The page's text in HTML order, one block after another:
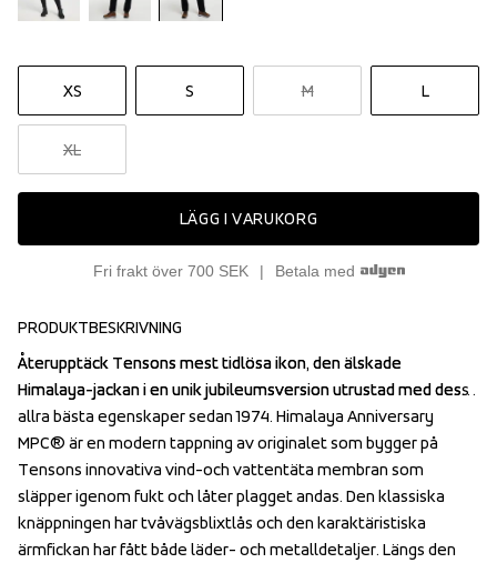
XS S M L
XL
LÄGG I VARUKORG
Fri frakt över 700 SEK Betala med
PRODUKTBESKRIVNING
Återupptäck Tensons mest tidlösa ikon, den älskade
Himalaya-jackan i en unik jubileumsversion utrustad med dess
allra bästa egenskaper sedan 1974. Himalaya Anniversary
MPC® är en modern tappning av originalet som bygger på
Tensons innovativa vind-och vattentäta membran som
släpper igenom fukt och låter plagget andas. Den klassiska
knäppningen har tvåvägsblixtlås och den karaktäristiska
ärmfickan har fått både läder- och metalldetaljer. Längs den
Återupptäck Tensons mest tidlösa ikon, den älskade
Himalaya-jackan i en unik jubileumsversion utrustad med dess
allra bästa egenskaper sedan 1974. Himalaya Anniversary
MPC® är en modern tappning av originalet som bygger på
Tensons innovativa vind-och vattentäta membran som
släpper igenom fukt och låter plagget andas. Den klassiska
knäppningen har tvåvägsblixtlås och den karaktäristiska
ärmfickan har fått både läder- och metalldetaljer. Längs den